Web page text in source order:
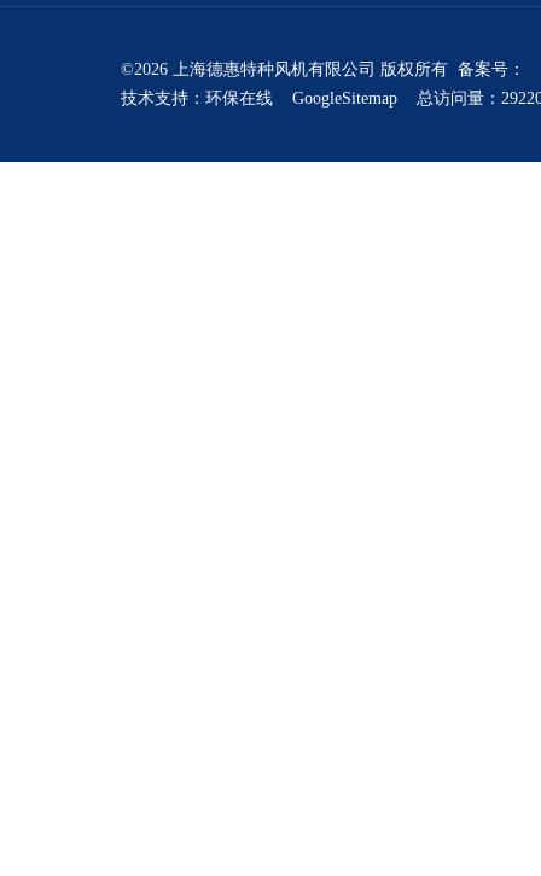
©2026 上海德惠特种风机有限公司 版权所有 备案号：
技术支持： 环保在线 GoogleSitemap 总访问量：